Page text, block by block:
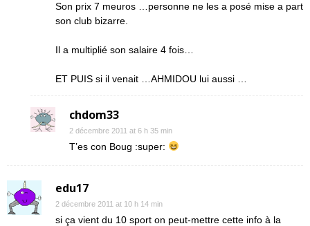
Son prix 7 meuros …personne ne les a posé mise a part
son club bizarre.
Il a multiplié son salaire 4 fois…
ET PUIS si il venait …AHMIDOU lui aussi …
chdom33
2 décembre 2011 at 6 h 35 min
T’es con Boug :super:
edu17
2 décembre 2011 at 10 h 14 min
si ça vient du 10 sport on peut-mettre cette info à la